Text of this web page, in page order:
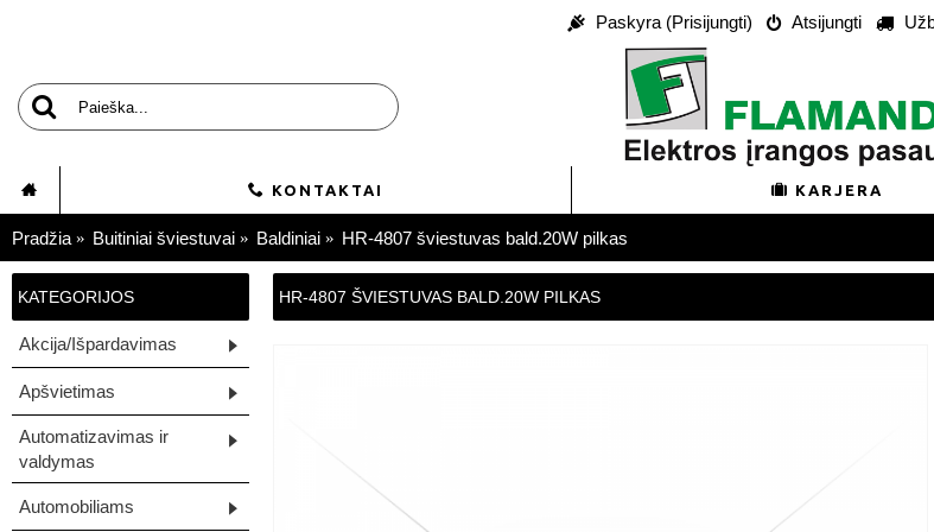
Paskyra (Prisijungti) Atsijungti
KONTAKTAI KARJERA
Pradžia Buitiniai šviestuvai Baldiniai HR-4807 šviestuvas bald.20W pilkas
KATEGORIJOS
Akcija/Išpardavimas
Apšvietimas
Automatizavimas ir
valdymas
Automobiliams
HR-4807 ŠVIESTUVAS BALD.20W PILKAS